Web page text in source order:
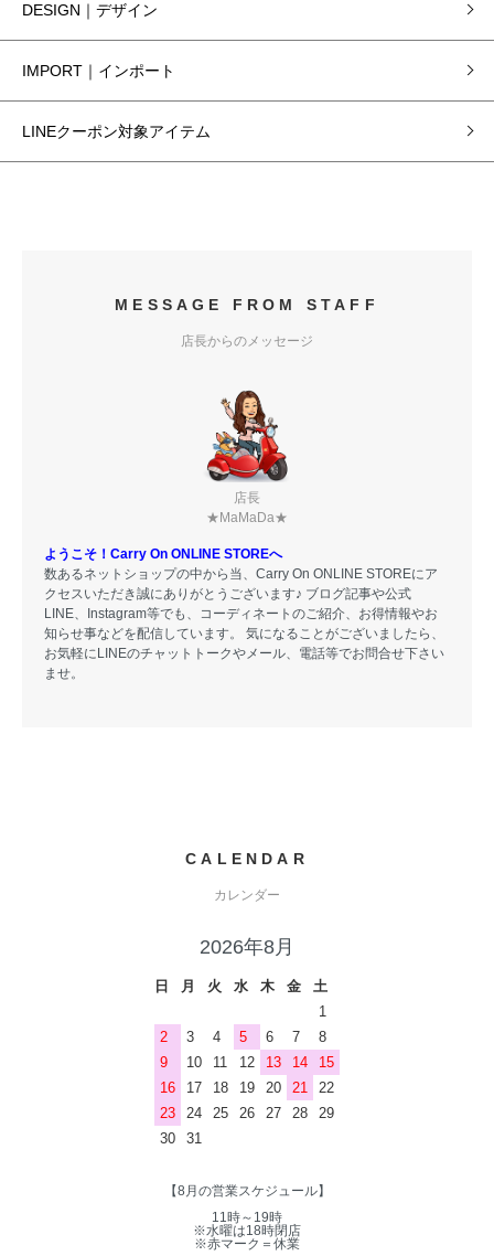
DESIGN｜デザイン
IMPORT｜インポート
LINEクーポン対象アイテム
MESSAGE FROM STAFF
店長からのメッセージ
店長
★MaMaDa★
ようこそ！Carry On ONLINE STOREへ
数あるネットショップの中から当、Carry On ONLINE STOREにア
クセスいただき誠にありがとうございます♪ ブログ記事や公式
LINE、Instagram等でも、コーディネートのご紹介、お得情報やお
知らせ事などを配信しています。 気になることがございましたら、
お気軽にLINEのチャットトークやメール、電話等でお問合せ下さい
ませ。
CALENDAR
カレンダー
2026年8月
日 月 火 水 木 金
土
1
2
3 4 5 6 7
8
9
10 11 12 13 14
15
16
17 18 19 20 21
22
23
24 25 26 27 28
29
30
31
【8月の営業スケジュール】
11時～19時
※水曜は18時閉店
※赤マーク＝休業